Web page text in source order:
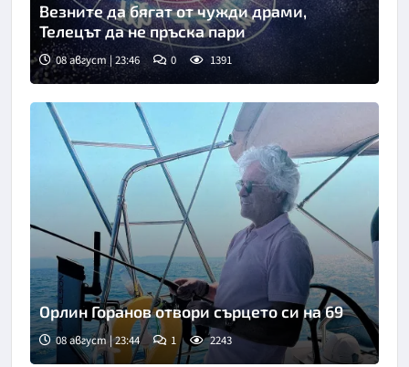
Везните да бягат от чужди драми,
Телецът да не пръска пари
08 август | 23:46 0 1391
Орлин Горанов отвори сърцето си на 69
08 август | 23:44 1 2243